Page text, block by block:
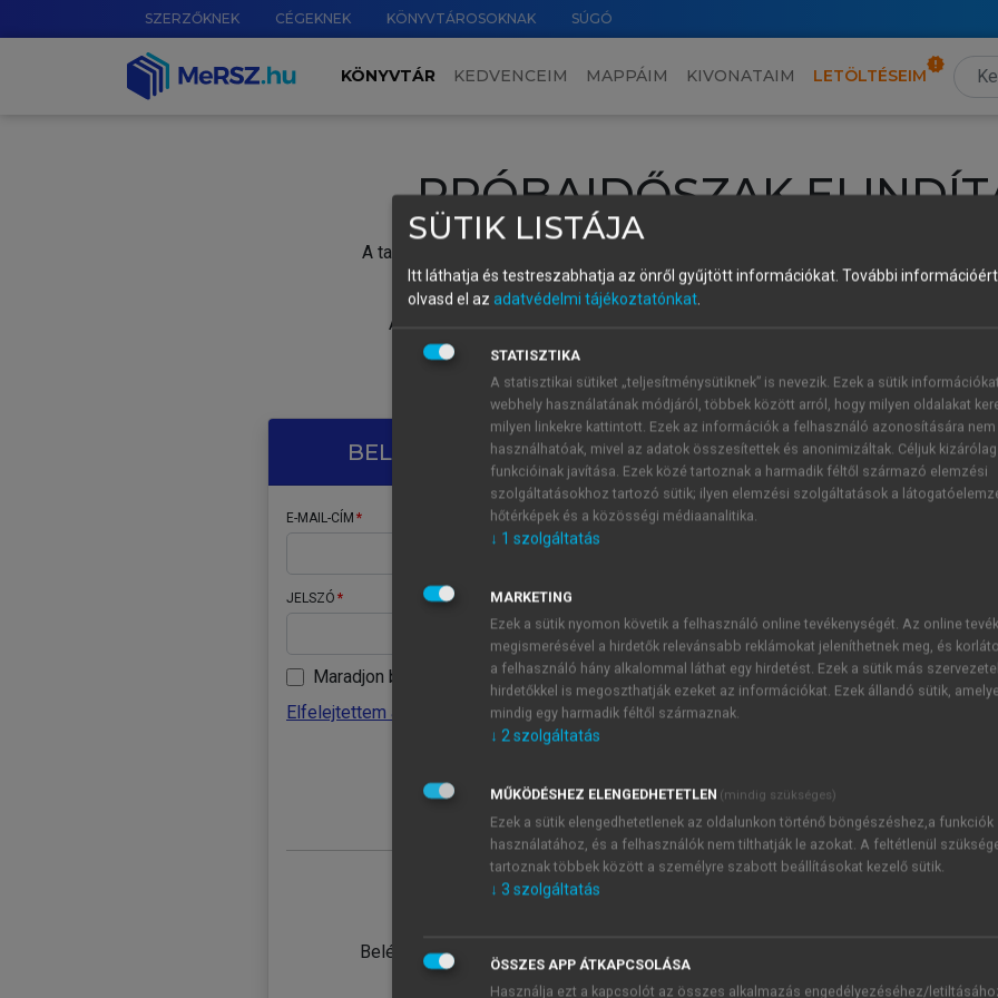
SZERZŐKNEK CÉGEKNEK KÖNYVTÁROSOKNAK SÚGÓ
KÖNYVTÁR KEDVENCEIM MAPPÁIM KIVONATAIM LETÖLTÉSEIM
PRÓBAIDŐSZAK
A tartalom megtekintéséhez lépj be a saját fiókoddal, iskolai azonosítóddal vagy
Új felhasználóként1 óra díjmentes hozzáférésrevagy
A próbaidőszak elindításához,
vagy hozz
A regisztráció után a
BELÉPÉS SAJÁT FIÓKKAL
E-MAIL-CÍM
JELSZÓ
Maradjon belépve
Elfelejtettem a jelszavamat
Belépés intézményi azonosítóval
ÚJ FIÓK
1 óra
JELSZÓ
Kérek értesítést a MeRSZ
Kérek értesítést az
SÜTIK LISTÁJA
Itt láthatja és testreszabhatja az önről gyűjtött információkat. További
olvasd el az adatvédelmi tájékoztatónkat.
STATISZTIKA
A statisztikai sütiket „teljesítménysütiknek” is nevezik. Ezek a sütik
webhely használatának módjáról, többek között arról, hogy milyen oldalakat
milyen linkekre kattintott. Ezek az információk a felhasználó azonosítására nem
használhatóak, mivel az adatok összesítettek és anonimizáltak. Céljuk
funkcióinak javítása. Ezek közé tartoznak a harmadik féltől származó elemzési
szolgáltatásokhoz tartozó sütik; ilyen elemzési szolgáltatások a
hőtérképek és a közösségi médiaanalitika.
↓ 1 szolgáltatás
MARKETING
Ezek a sütik nyomon követik a felhasználó online tevékenységét. Az online
megismerésével a hirdetők relevánsabb reklámokat jeleníthetnek meg, és
a felhasználó hány alkalommal láthat egy hirdetést. Ezek a sütik más
hirdetőkkel is megoszthatják ezeket az információkat. Ezek állandó sütik,
mindig egy harmadik féltől származnak.
↓ 2szolgáltatás
MŰKÖDÉSHEZ ELENGEDHETETLEN (mindig szükséges)
Ezek a sütik elengedhetetlenek az oldalunkon történő böngészéshez,a funkciók
használatához, és a felhasználók nem tilthatják le azokat. A feltétlenül
tartoznak többek között a személyre szabott beállításokat kezelő sütik.
↓ 3 szolgáltatás
ÖSSZES APP ÁTKAPCSOLÁSA
Használja ezt a kapcsolót az összes alkalmazás engedélyezéséhez/